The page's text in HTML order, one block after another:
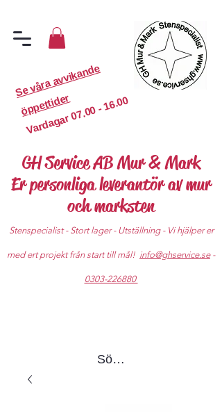
S
e
v
år
a
a
v
vi
k
a
n
d
e
ö
p
p
etti
d
er
Vardagar
07.00 - 16.00
GH Service AB Mur & Mark
Er personliga leverantör av mur
och marksten
Stenspecialist - Stort lager - Utställning - Vi hjälper er
med ert projekt från start till mål! info@ghservice.se-
0303-226880
Sök produkter